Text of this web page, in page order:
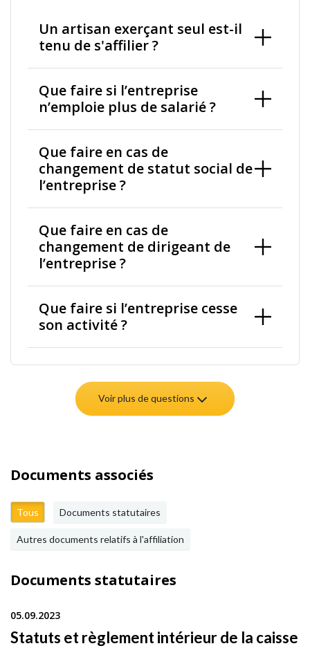
Un artisan exerçant seul est-il
tenu de s'affilier ?
Que faire si l’entreprise
n’emploie plus de salarié ?
Que faire en cas de
changement de statut social de
l’entreprise ?
Que faire en cas de
changement de dirigeant de
l’entreprise ?
Que faire si l’entreprise cesse
son activité ?
Voir plus de questions
Documents associés
Tous Documents statutaires
Autres documents relatifs à l'affiliation
Documents statutaires
05.09.2023
Statuts et règlement intérieur de la caisse